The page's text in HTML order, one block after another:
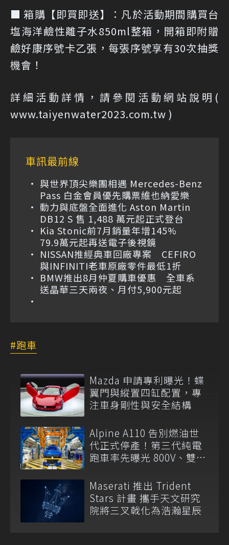
■ 箱購【即買即送】：凡於活動期間購買台
塩海洋鹼性離子水850ml整箱，開箱即附贈
鹼好康序號卡乙張，每張序號享有30次抽獎
機會！
詳細活動詳情，請參閱活動網站說明(
www.taiyenwater2023.com.tw )
車訊最前線
與世界頂尖樂團相遇 Mercedes-Benz
Pass 白金會員優先購票維也納愛樂
動力與底盤全面進化 Aston Martin
DB12 S 售 1,488 萬元起正式登台
Kia Stonic前7月銷量年增145%
79.9萬元起再送電子後視鏡
NISSAN推經典車回廠專案 CEFIRO
與INFINITI老車原廠零件最低1折
BMW推出8月仲夏購車優惠 全車系
送晶華三天兩夜、月付5,900元起
跑車
Mazda 申請專利曝光！蝶
翼門與縱置四缸配置，專
注車身剛性與安全結構
Alpine A110 告別燃油世
代正式停產！第三代純電
跑車率先曝光 800V、雙後
Maserati 推出 Trident
Stars 計畫 攜手天文研究
院將三叉戟化為浩瀚星辰